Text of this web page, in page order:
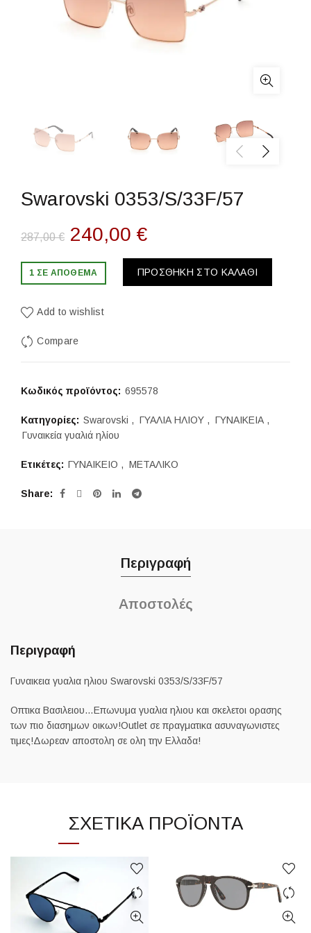
Swarovski 0353/S/33F/57
287,00€ Original
price
240,00 €Η
τρέχουσα
1 ΣΕ ΑΠΌΘΕΜΑ ΠΡΟΣΘΉΚΗ ΣΤΟ ΚΑΛΆΘΙ
Add to wishlist
Compare
Κωδικός προϊόντος: 695578
Κατηγορίες: Swarovski , ΓΥΑΛΙΑ ΗΛΙΟΥ , ΓΥΝΑΙΚΕΙΑ ,
Γυναικεία γυαλιά ηλίου
Ετικέτες: ΓΥΝΑΙΚΕΙΟ , ΜΕΤΑΛΙΚΟ
Share
Περιγραφή
Αποστολές
Περιγραφή
Γυναικεια γυαλια ηλιου Swarovski 0353/S/33F/57
Οπτικα Βασιλειου…Επωνυμα γυαλια ηλιου και σκελετοι ορασης
των πιο διασημων οικων!Outlet σε πραγματικα ασυναγωνιστες
τιμες!Δωρεαν αποστολη σε ολη την Ελλαδα!
ΣΧΕΤΙΚΆ ΠΡΟΪΌΝΤΑ